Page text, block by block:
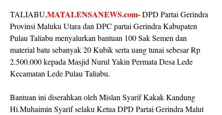
TALIABU,MATALENSANEWS.com-DPD Partai Gerindra
Provinsi Maluku Utara dan DPC partai Gerindra Kabupaten
Pulau Taliabu menyalurkan bantuan 100 Sak Semen dan
material batu sebanyak 20 Kubik serta uang tunai sebesar Rp
2.500.000 kepada Masjid Nurul Yakin Permata Desa Lede
Kecamatan Lede Pulau Taliabu.
Bantuan ini diserahkan oleh Mislan Syarif Kakak Kandung
Hi.Muhaimin Syarif selaku Ketua DPD Partai Gerindra Malut